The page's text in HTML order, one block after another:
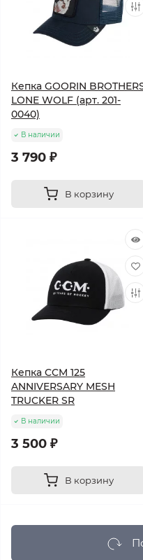
Кепка GOORIN
LONE WOLF (арт. 201-
0040)
В наличии
3 790 ₽
В корзину
Кепка CCM 125
ANNIVERSARY MESH
TRUCKER SR
В наличии
3 500 ₽
В корзину